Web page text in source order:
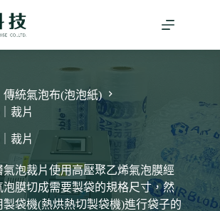
傳統氣泡布(泡泡紙)
裁片
裁片
泡裁片使用高壓聚乙烯氣泡膜經
膜切成需要製袋的規格尺寸，然
袋機(熱烘熱切製袋機)進行袋子的